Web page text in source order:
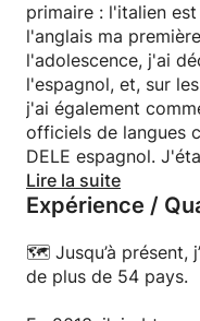
💡 La curiosité est
profondément, car
trampoline qui nous
dans la culture et
😊 J'aime créer une
où nous pouvons
d'apprentissage et
nous permettant de
➡️ Après de
primaire : l'italien
l'anglais ma
l'adolescence, j'ai
l'espagnol, et, sur
j'ai également
officiels de langues
DELE espagnol.
littérature, et cette
à la Faculté de
du monde
J'ai ensuite
Lire la suite
Expérience /
🗺️ Jusqu’à présent,
de plus de 54 pays.